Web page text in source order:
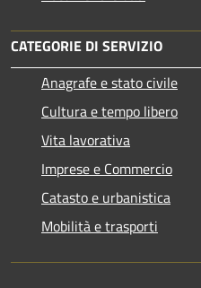
CATEGORIE DI SERVIZIO
Anagrafe e stato civile
Cultura e tempo libero
Vita lavorativa
Imprese e Commercio
Catasto e urbanistica
Mobilità e trasporti